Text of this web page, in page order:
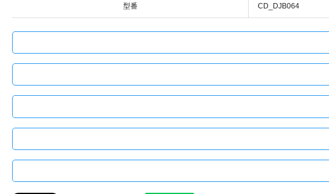
型番 CD_DJB064